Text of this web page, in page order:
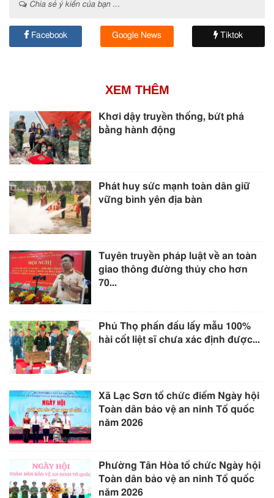
Chia sẻ ý kiến của bạn ...
Facebook Google News Tiktok
XEM THÊM
Khơi dậy truyền thống, bứt phá
bằng hành động
Phát huy sức mạnh toàn dân giữ
vững bình yên địa bàn
Tuyên truyền pháp luật về an toàn
giao thông đường thủy cho hơn
70...
Phú Thọ phấn đấu lấy mẫu 100%
hài cốt liệt sĩ chưa xác định được...
Xã Lạc Sơn tổ chức điểm Ngày hội
Toàn dân bảo vệ an ninh Tổ quốc
năm 2026
Phường Tân Hòa tổ chức Ngày hội
Toàn dân bảo vệ an ninh Tổ quốc
năm 2026